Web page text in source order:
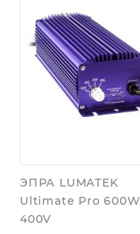
ЭПРА LUMATEK
Ultimate Pro 600W
400V